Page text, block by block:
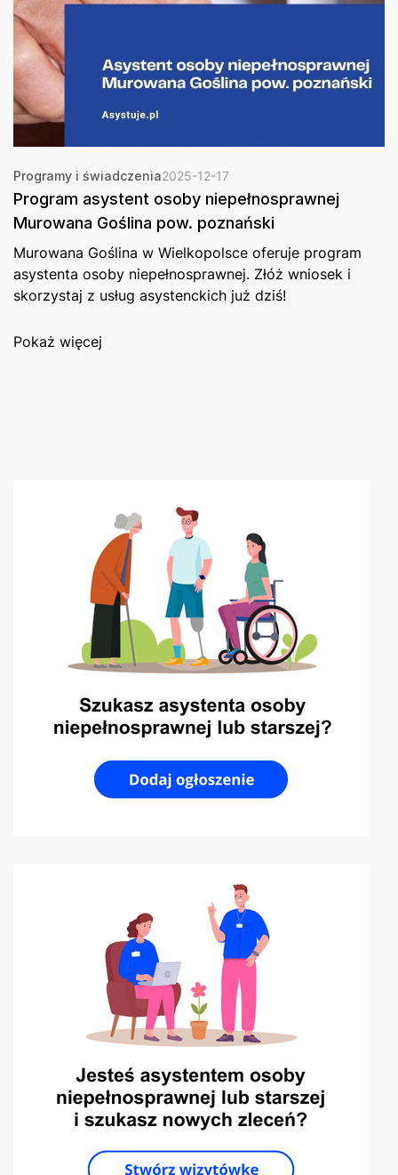
Programy i świadczenia2025-12-17
Program asystent osoby niepełnosprawnej
Murowana Goślina pow. poznański
Murowana Goślina w Wielkopolsce oferuje program
asystenta osoby niepełnosprawnej. Złóż wniosek i
skorzystaj z usług asystenckich już dziś!
Pokaż więcej